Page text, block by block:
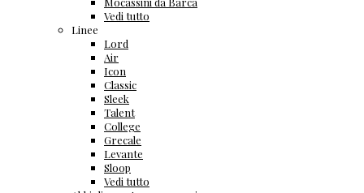
Vedi tutto
Linee
Lord
Air
Icon
Classic
Sleek
Talent
College
Grecale
Levante
Sloop
Vedi tutto